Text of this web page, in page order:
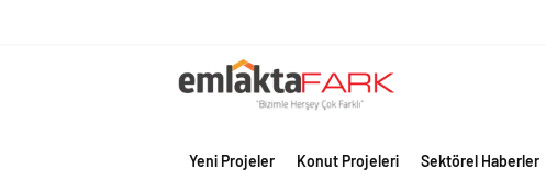
Yeni Projeler Konut Projeleri Sektörel Haberler